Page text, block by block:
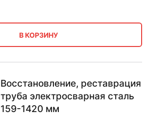
В КОРЗИНУ
Восстановление, реставрация
труба электросварная сталь
159-1420 мм